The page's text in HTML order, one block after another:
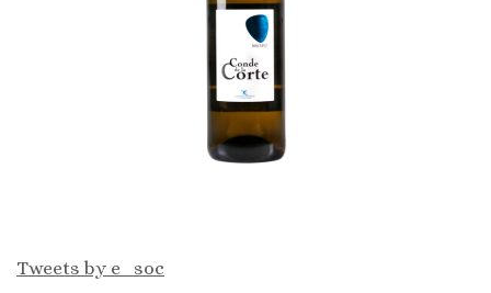
Tweets by e_soc